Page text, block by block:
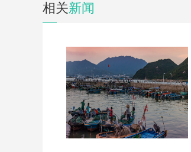
相关新闻